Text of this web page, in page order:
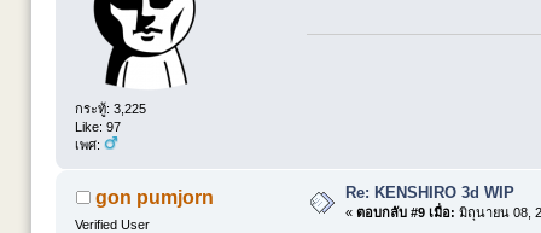
กระทู้: 3,225
Like: 97
เพศ:
gon pumjorn
Verified User
Re: KENSHIRO 3d WIP
« ตอบกลับ #9 เมื่อ: มิถุนายน 08,